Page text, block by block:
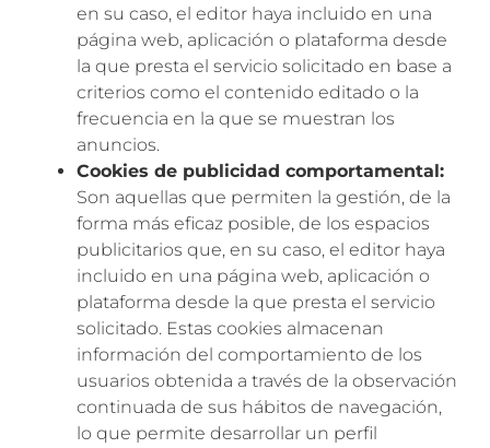
en su caso, el editor haya incluido en una
página web, aplicación o plataforma desde
la que presta el servicio solicitado en base a
criterios como el contenido editado o la
frecuencia en la que se muestran los
anuncios.
Cookies de publicidad comportamental:
Son aquellas que permiten la gestión, de la
forma más eficaz posible, de los espacios
publicitarios que, en su caso, el editor haya
incluido en una página web, aplicación o
plataforma desde la que presta el servicio
solicitado. Estas cookies almacenan
información del comportamiento de los
usuarios obtenida a través de la observación
continuada de sus hábitos de navegación,
lo que permite desarrollar un perfil